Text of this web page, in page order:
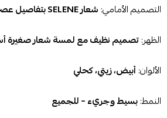
التصميم الأمامي: شعار SELENE بتفاصيل عصرية
الظهر:تصميم نظيف مع لمسة شعار صغيرة
الألوان:أبيض، زيتي، كحلي
النمط:بسيط وجريء – للجميع